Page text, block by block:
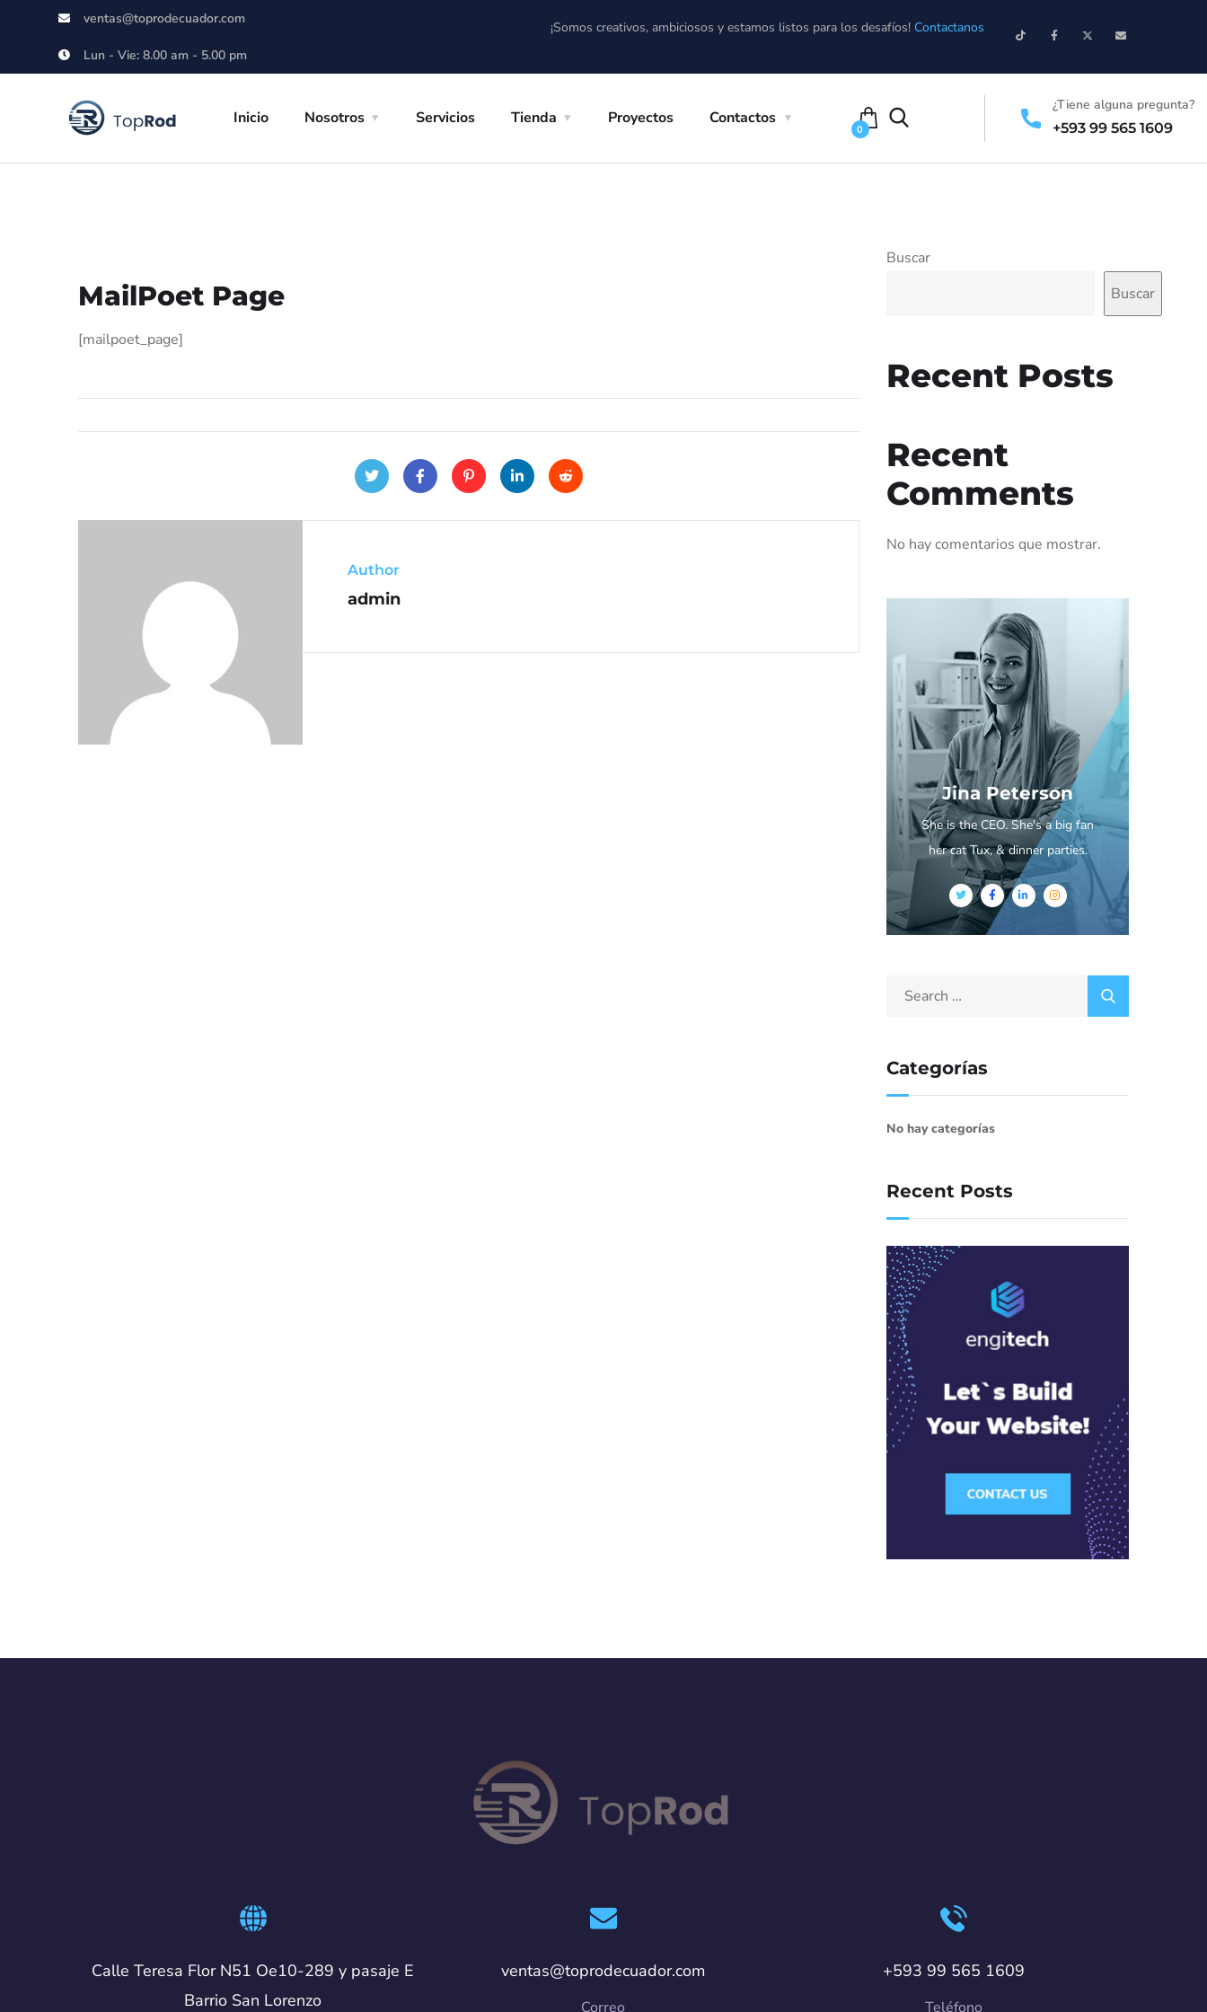
ventas@toprodecuador.com
Lun - Vie: 8.00 am - 5.00 pm
¡Somos creativos, ambiciosos y estamos listos para los desafíos! Contactanos
Inicio Nosotros Servicios Tienda Proyectos Contactos
0
¿Tiene alguna pregunta?
+593 99 565 1609
MailPoet Page
[mailpoet_page]
Author
admin
Buscar
Buscar
Recent Posts
Recent
Comments
No hay comentarios que mostrar.
Jina Peterson
She is the CEO. She's a big fan
her cat Tux, & dinner parties.
Categorías
No hay categorías
Recent Posts
Calle Teresa Flor N51 Oe10-289 y pasaje E
Barrio San Lorenzo
ventas@toprodecuador.com
Correo
+593 99 565 1609
Teléfono